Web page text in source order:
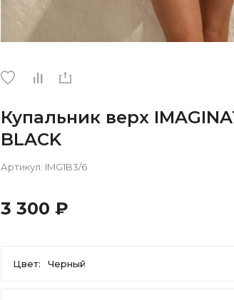
Купальник верх
BLACK
Артикул: IMG1B3/6
3 300 ₽
Цвет: Черный